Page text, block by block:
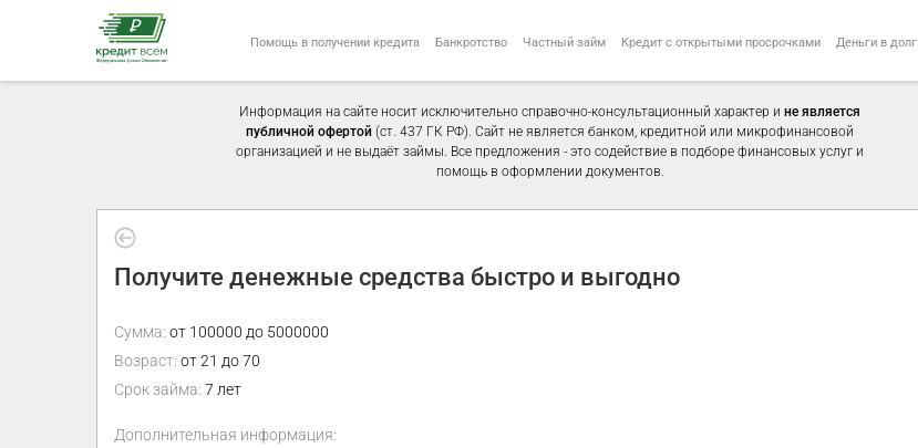
Помощь в получении кредита Банкротство Частный займ Кредит с открытыми просрочками Деньги в долг
Информация на сайте носит исключительно справочно-консультационный характер и не является
публичной офертой (ст. 437 ГК РФ). Сайт не является банком, кредитной или микрофинансовой
организацией и не выдаёт займы. Все предложения - это содействие в подборе финансовых услуг и
помощь в оформлении документов.
Получите денежные средства быстро и выгодно
Сумма: от 100000 до 5000000
Возраст: от 21 до 70
Срок займа: 7 лет
Дополнительная информация: